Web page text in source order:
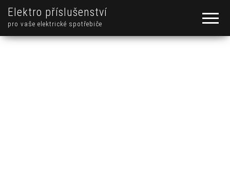
Elektro příslušenství
pro vaše elektrické spotřebiče